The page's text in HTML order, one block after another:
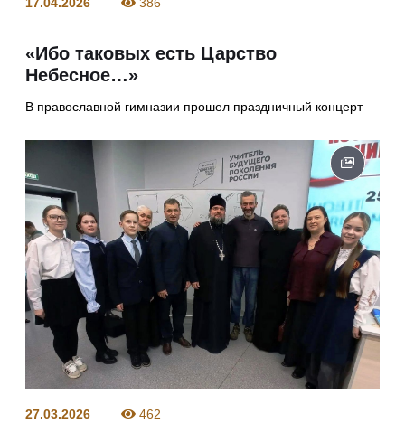
«Ибо таковых есть Царство
Небесное…»
В православной гимназии прошел праздничный концерт
27.03.2026 462